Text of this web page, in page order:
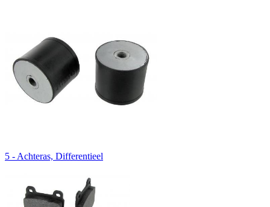
5 - Achteras, Differentieel